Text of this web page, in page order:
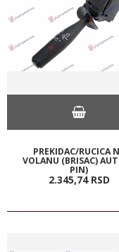
PREKIDAC/RUCICA
VOLANU (BRISAC)
PIN)
2.345,74 RSD